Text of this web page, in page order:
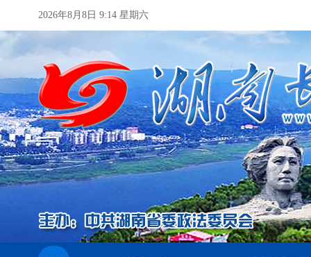
2026年8月8日 9:14 星期六